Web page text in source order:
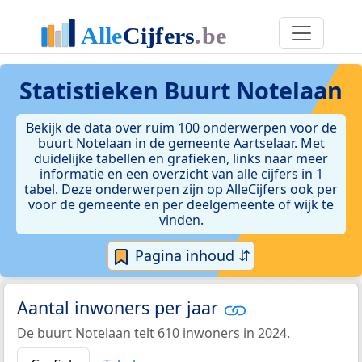
Statistieken Buurt Notelaan
Bekijk de data over ruim 100 onderwerpen voor de
buurt Notelaan in de gemeente Aartselaar. Met
duidelijke tabellen en grafieken, links naar meer
informatie en een overzicht van alle cijfers in 1
tabel. Deze onderwerpen zijn op AlleCijfers ook per
voor de gemeente en per deelgemeente of wijk te
vinden.
Pagina inhoud ⇵
Aantal inwoners per jaar
De buurt Notelaan telt 610 inwoners in 2024.